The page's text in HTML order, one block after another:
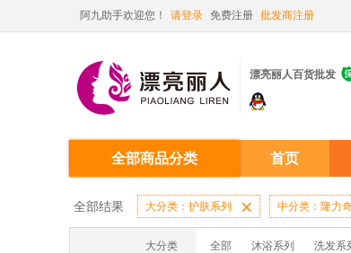
阿九助手欢迎您！ 请登录 免费注册 批发商注册
漂亮丽人百货批发
全部商品分类 首页
全部结果 大分类：护肤系列  中分类：隆力
大分类 全部 沐浴系列 洗发系